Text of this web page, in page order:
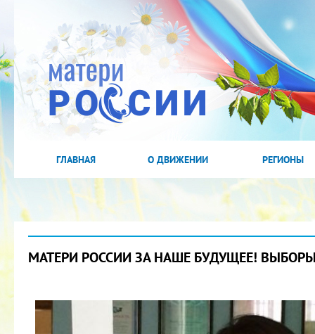
ГЛАВНАЯ О ДВИЖЕНИИ РЕГИОНЫ
МАТЕРИ РОССИИ ЗА НАШЕ БУДУЩЕЕ!